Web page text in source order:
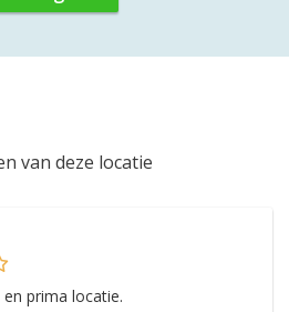
van deze locatie
prima locatie.